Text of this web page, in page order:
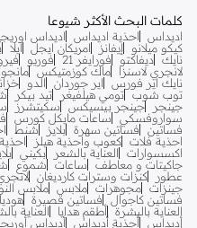
كلمات البحث الأكثر شيوعا
اديداس احذية اديداس اديداس
كيكو ميلانو
إيفانز امريكان ايجل ايلا
نايك ديفاكتو فورايفر 21 فوريو
لانجري لاسنزا
ماك كوزمتيكس مانجو
نايك اير فورس
اير جوردان الدو
توب شوب تومي هيلفيغر تيد بيكر
جينجر
جينجر بيسيكس سكيتشرز
سواروفسكي
ساعات مايكل كورس
فساتين
فساتين سهرة بلايز شنط
احذية فلات كعوب واحذية هيلز
اكسسوارات
العناية بالشعر بكيني
جاكيتات و معاطف
ساعات شموع
عطور
كنزات وسترات كارديغان
جينزات مجوهرات ملابس ملابس
فساتين كاجوال
فساتين قصيرة
العناية بالبشرة أطقم هدايا العناية
أديداس أحذية أديداس أديداس